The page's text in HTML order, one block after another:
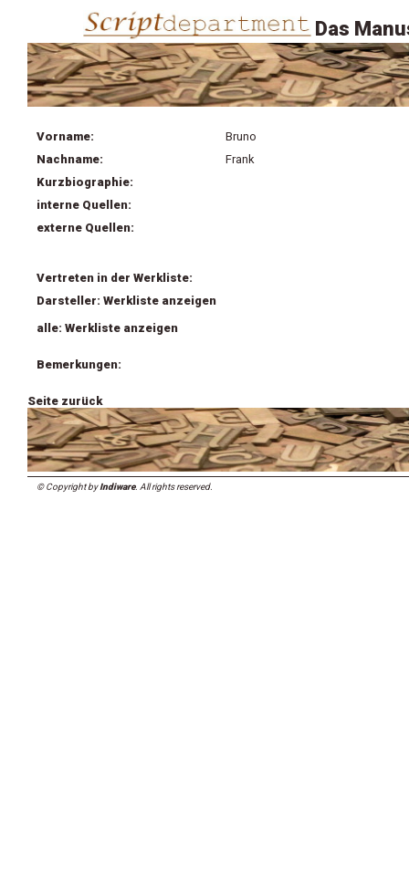
Das
Vorname:
Bruno
Nachname:
Frank
Kurzbiographie:
interne Quellen:
externe Quellen:
Vertreten in der Werkliste:
Darsteller: Werkliste anzeigen
alle: Werkliste anzeigen
Bemerkungen:
Seite zurück
© Copyright byIndiware. All rights reserved.